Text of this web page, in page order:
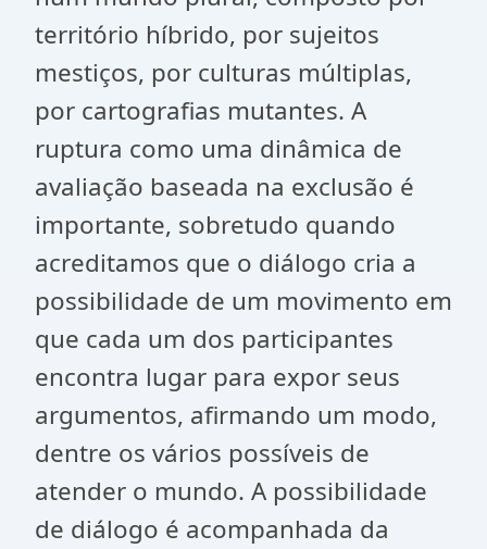
território híbrido, por sujeitos
mestiços, por culturas múltiplas,
por cartografias mutantes. A
ruptura como uma dinâmica de
avaliação baseada na exclusão é
importante, sobretudo quando
acreditamos que o diálogo cria a
possibilidade de um movimento em
que cada um dos participantes
encontra lugar para expor seus
argumentos, afirmando um modo,
dentre os vários possíveis de
atender o mundo. A possibilidade
de diálogo é acompanhada da